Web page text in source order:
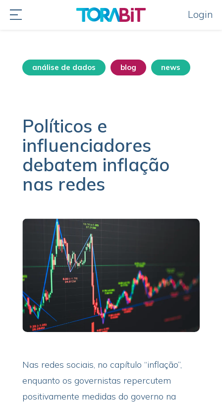
Login
análise de dados blog news
Políticos e
influenciadores
debatem inflação
nas redes
Nas redes sociais, no capítulo “inflação”,
enquanto os governistas repercutem
positivamente medidas do governo na